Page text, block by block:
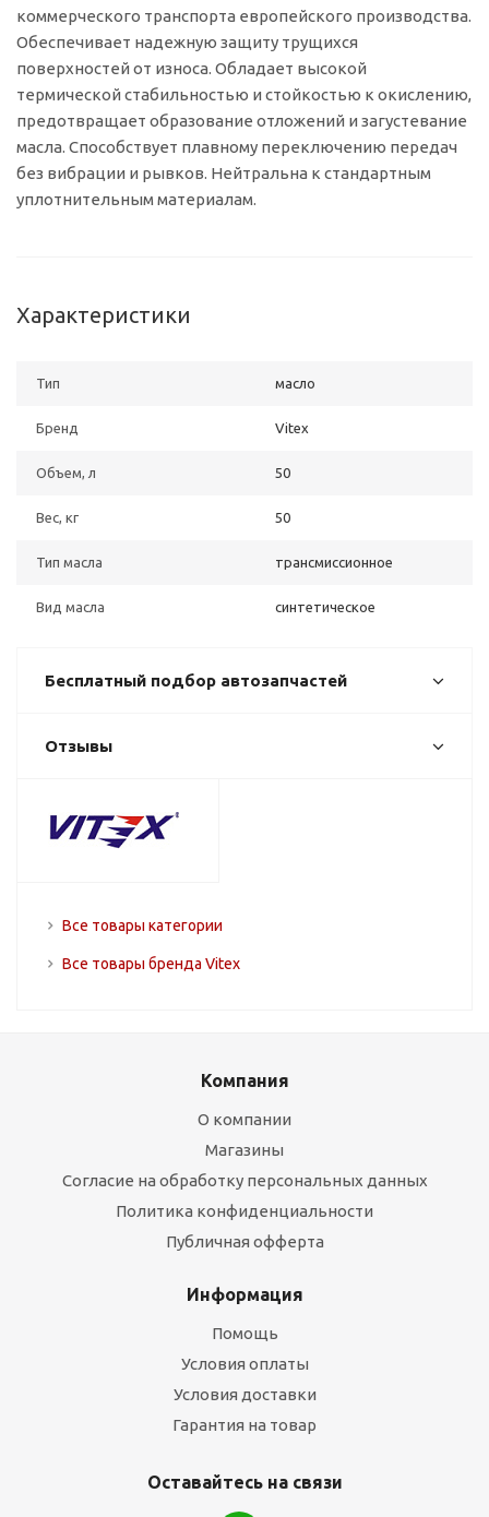
коммерческого транспорта европейского производства.
Обеспечивает надежную защиту трущихся
поверхностей от износа. Обладает высокой
термической стабильностью и стойкостью к окислению,
предотвращает образование отложений и загустевание
масла. Способствует плавному переключению передач
без вибрации и рывков. Нейтральна к стандартным
уплотнительным материалам.
Характеристики
Тип масло
Бренд Vitex
Объем, л 50
Вес, кг 50
Тип масла трансмиссионное
Вид масла синтетическое
Бесплатный подбор автозапчастей
Отзывы
Все товары категории
Все товары бренда Vitex
Компания
О компании
Магазины
Согласие на обработку персональных данных
Политика конфиденциальности
Публичная офферта
Информация
Помощь
Условия оплаты
Условия доставки
Гарантия на товар
Оставайтесь на связи